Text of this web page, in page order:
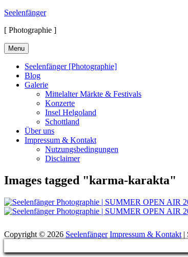
Skip
content
Seelenfänger
[ Photographie ]
Menu
Seelenfänger [Photographie]
Blog
Galerie
Mittelalter Märkte & Festivals
Konzerte
Insel Helgoland
Schottland
Über uns
Impressum & Kontakt
Nutzungsbedingungen
Disclaimer
Images tagged "karma-karakta"
Copyright © 2026 Seelenfänger Impressum & Kontakt |
Scroll
Up